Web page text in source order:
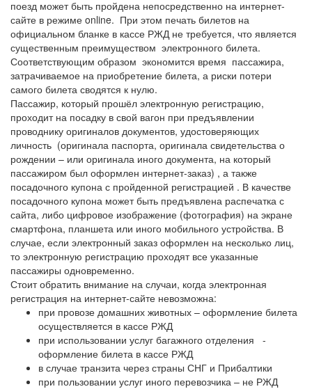
поезд может быть пройдена непосредственно на интернет-
сайте в режиме online. При этом печать билетов на
официальном бланке в кассе РЖД не требуется, что является
существенным преимуществом электронного билета.
Соответствующим образом экономится время пассажира,
затрачиваемое на приобретение билета, а риски потери
самого билета сводятся к нулю.
Пассажир, который прошёл электронную регистрацию,
проходит на посадку в свой вагон при предъявлении
проводнику оригиналов документов, удостоверяющих
личность (оригинала паспорта, оригинала свидетельства о
рождении – или оригинала иного документа, на который
пассажиром был оформлен интернет-заказ) , а также
посадочного купона с пройденной регистрацией . В качестве
посадочного купона может быть предъявлена распечатка с
сайта, либо цифровое изображение (фотография) на экране
смартфона, планшета или иного мобильного устройства. В
случае, если электронный заказ оформлен на несколько лиц,
то электронную регистрацию проходят все указанные
пассажиры одновременно.
Стоит обратить внимание на случаи, когда электронная
регистрация на интернет-сайте невозможна:
при провозе домашних животных – оформление билета
осуществляется в кассе РЖД
при использовании услуг багажного отделения -
оформление билета в кассе РЖД
в случае транзита через страны СНГ и Прибалтики
при пользовании услуг иного перевозчика – не РЖД